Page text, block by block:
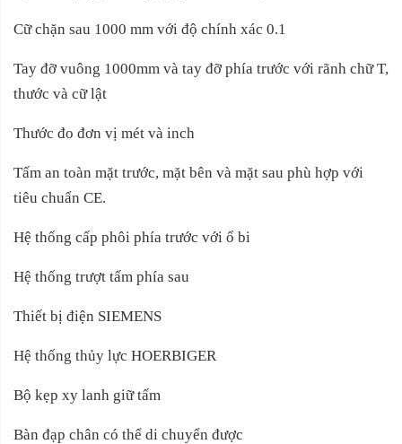
Cữ chặn sau 1000 mm với độ chính xác 0.1
Tay đỡ vuông 1000mm và tay đỡ phía trước với rãnh chữ T,
thước và cữ lật
Thước đo đơn vị mét và inch
Tấm an toàn mặt trước, mặt bên và mặt sau phù hợp với
tiêu chuẩn CE.
Hệ thống cấp phôi phía trước với ổ bi
Hệ thống trượt tấm phía sau
Thiết bị điện SIEMENS
Hệ thống thủy lực HOERBIGER
Bộ kẹp xy lanh giữ tấm
Bàn đạp chân có thể di chuyển được